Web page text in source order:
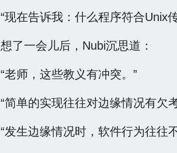
“现在告诉我：什么程序符合Unix
想了一会儿后，Nubi沉思道：
“老师，这些教义有冲突。”
“简单的实现往往对边缘情况有欠
“发生边缘情况时，软件行为往往